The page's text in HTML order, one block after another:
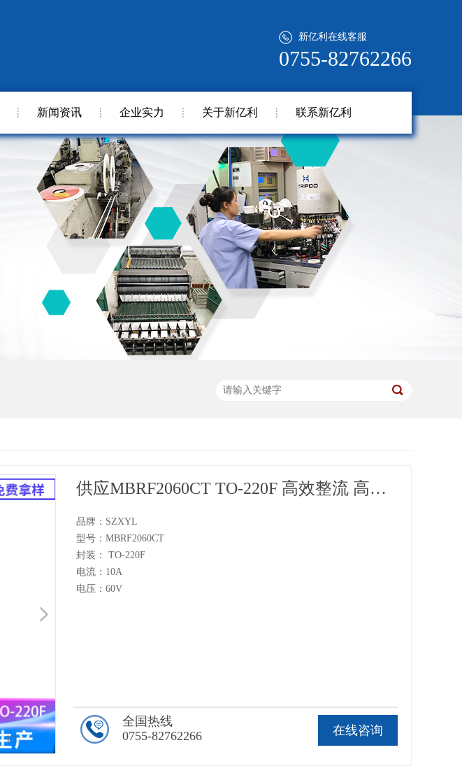
新亿利在线客服
0755-82762266
新闻资讯 企业实力 关于新亿利 联系新亿利
1/1
供应MBRF2060CT TO-220F 高效整流 高频开关
品牌：SZXYL
型号：MBRF2060CT
封装： TO-220F
电流：10A
电压：60V
在线咨询
全国热线
0755-82762266